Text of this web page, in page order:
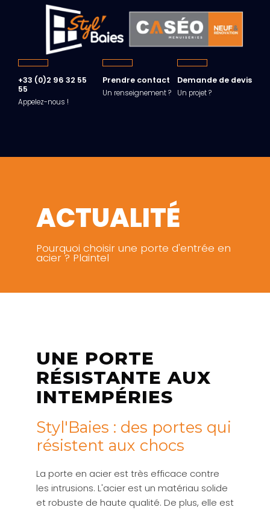
+33 (0)2 96 32 55
55
Appelez-nous !
Prendre contact
Un renseignement ?
Demande de devis
Un projet ?
ACTUALITÉ
Pourquoi choisir une porte d'entrée en
acier ? Plaintel
UNE PORTE
RÉSISTANTE AUX
INTEMPÉRIES
Styl'Baies : des portes qui
résistent aux chocs
La porte en acier est très efficace contre
les intrusions. L'acier est un matériau solide
et robuste de haute qualité. De plus, elle est